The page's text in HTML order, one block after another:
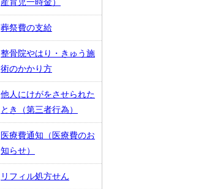
葬祭費の支給
整骨院やはり・きゅう施
術のかかり方
他人にけがをさせられた
とき（第三者行為）
医療費通知（医療費のお
知らせ）
リフィル処方せん